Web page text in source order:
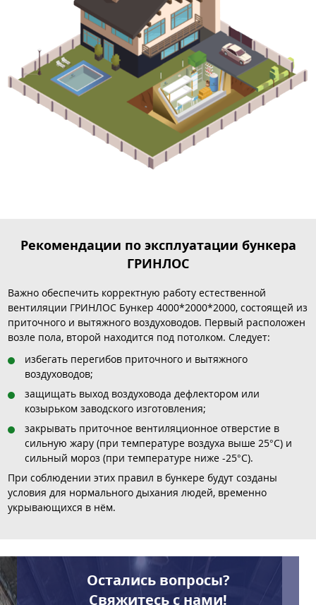
Рекомендации по эксплуатации бункера
ГРИНЛОС
Важно обеспечить корректную работу естественной
вентиляции ГРИНЛОС Бункер 4000*2000*2000, состоящей из
приточного и вытяжного воздуховодов. Первый расположен
возле пола, второй находится под потолком. Следует:
избегать перегибов приточного и вытяжного
воздуховодов;
защищать выход воздуховода дефлектором или
козырьком заводского изготовления;
закрывать приточное вентиляционное отверстие в
сильную жару (при температуре воздуха выше 25°С) и
сильный мороз (при температуре ниже -25°С).
При соблюдении этих правил в бункере будут созданы
условия для нормального дыхания людей, временно
укрывающихся в нём.
Остались вопросы?
Свяжитесь с нами!